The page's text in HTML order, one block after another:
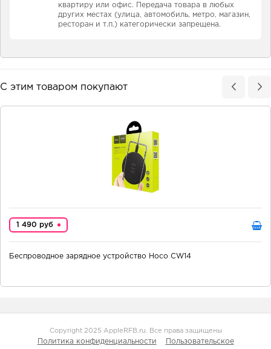
квартиру или офис. Передача товара в любых
других местах (улица, автомобиль, метро, магазин,
ресторан и т.п.) категорически запрещена.
С этим товаром покупают
1 490 руб
Беспроводное зарядное устройство Hoco CW14
Copyright 2025 AppleRFB.ru. Все права защищены
Политика конфиденциальности Пользовательское